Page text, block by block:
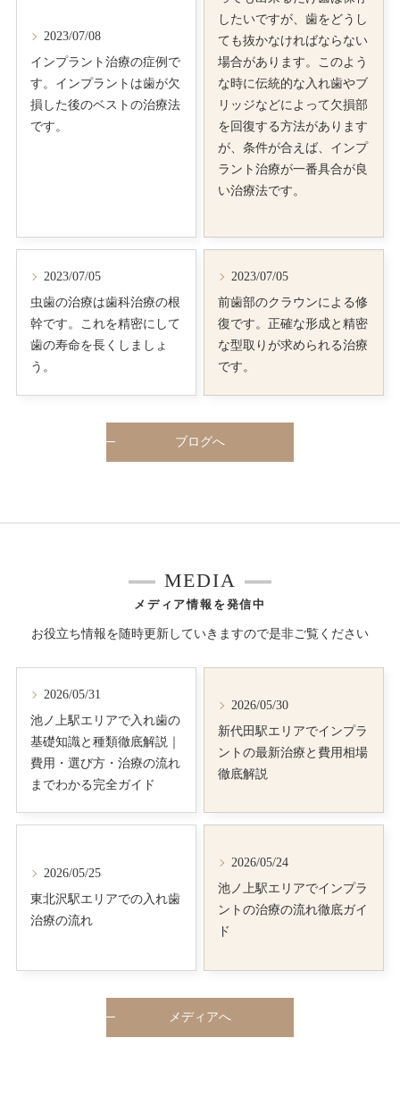
2023/07/08
インプラント治療の症例で
す。インプラントは歯が欠
損した後のベストの治療法
です。
したいですが、歯をどうし
ても抜かなければならない
場合があります。このよう
な時に伝統的な入れ歯やブ
リッジなどによって欠損部
を回復する方法があります
が、条件が合えば、インプ
ラント治療が一番具合が良
い治療法です。
2023/07/05
虫歯の治療は歯科治療の根
幹です。これを精密にして
歯の寿命を長くしましょ
う。
2023/07/05
前歯部のクラウンによる修
復です。正確な形成と精密
な型取りが求められる治療
です。
ブログへ
MEDIA
メディア情報を発信中
お役立ち情報を随時更新していきますので是非ご覧ください
2026/05/31
池ノ上駅エリアで入れ歯の
基礎知識と種類徹底解説｜
費用・選び方・治療の流れ
までわかる完全ガイド
2026/05/30
新代田駅エリアでインプラ
ントの最新治療と費用相場
徹底解説
2026/05/25
東北沢駅エリアでの入れ歯
治療の流れ
2026/05/24
池ノ上駅エリアでインプラ
ントの治療の流れ徹底ガイ
ド
メディアへ